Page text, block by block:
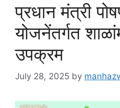
प्रधान मंत्री
योजनेंतर्गत
उपक्रम
July 28, 2025 by